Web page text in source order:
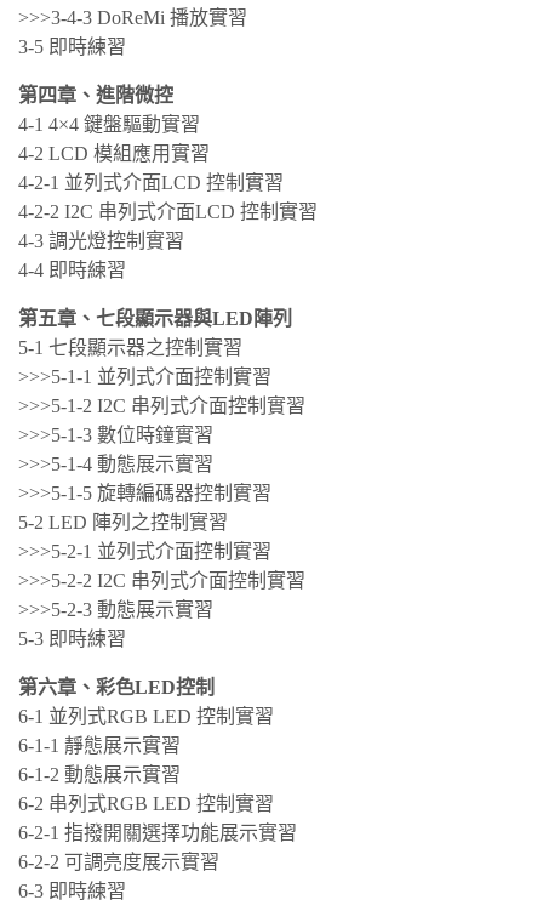
>>>3-4-3 DoReMi 播放實習
3-5 即時練習
第四章、進階微控
4-1 4×4 鍵盤驅動實習
4-2 LCD 模組應用實習
4-2-1 並列式介面LCD 控制實習
4-2-2 I2C 串列式介面LCD 控制實習
4-3 調光燈控制實習
4-4 即時練習
第五章、七段顯示器與LED陣列
5-1 七段顯示器之控制實習
>>>5-1-1 並列式介面控制實習
>>>5-1-2 I2C 串列式介面控制實習
>>>5-1-3 數位時鐘實習
>>>5-1-4 動態展示實習
>>>5-1-5 旋轉編碼器控制實習
5-2 LED 陣列之控制實習
>>>5-2-1 並列式介面控制實習
>>>5-2-2 I2C 串列式介面控制實習
>>>5-2-3 動態展示實習
5-3 即時練習
第六章、彩色LED控制
6-1 並列式RGB LED 控制實習
6-1-1 靜態展示實習
6-1-2 動態展示實習
6-2 串列式RGB LED 控制實習
6-2-1 指撥開關選擇功能展示實習
6-2-2 可調亮度展示實習
6-3 即時練習